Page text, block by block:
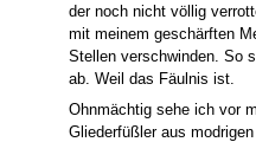
der noch nicht völlig
mit meinem geschärften
Stellen verschwinden. So
ab. Weil das Fäulnis ist.
Ohnmächtig sehe ich vor
Gliederfüßler aus